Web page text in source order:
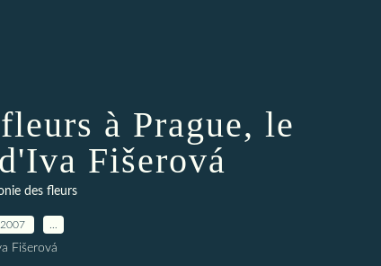
à Prague, le
Fišerová
des fleurs
Fišerová